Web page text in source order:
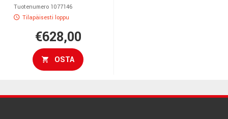
Tuotenumero 1077146
Tilapäisesti loppu
€628,00
OSTA